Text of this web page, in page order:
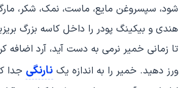
شود، سپسروغن مایع، ماست، نمک، شکر،
هندی و بیکینگ پودر را داخل کاسه بزرگ
تا زمانی خمیر نرمی به دست آید، آرد اضافه
ورز دهید. خمیر را به اندازه یک نارنگی جدا